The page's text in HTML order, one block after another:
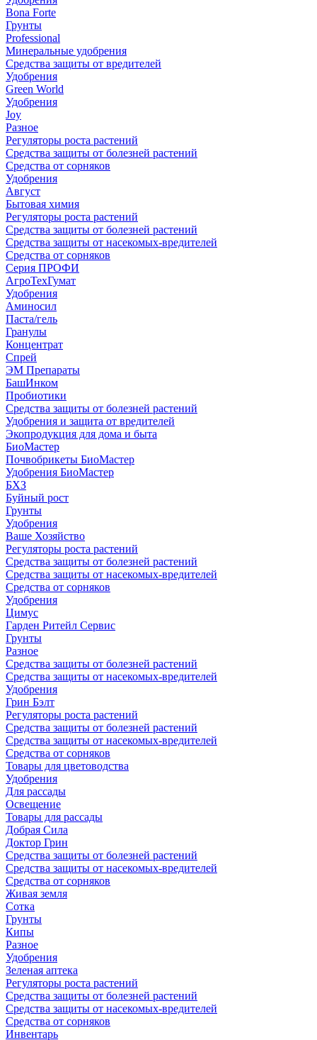
Bona Forte
Грунты
Professional
Минеральные удобрения
Средства защиты от вредителей
Удобрения
Green World
Удобрения
Joy
Разное
Регуляторы роста растений
Средства защиты от болезней растений
Средства от сорняков
Удобрения
Август
Бытовая химия
Регуляторы роста растений
Средства защиты от болезней растений
Средства защиты от насекомых-вредителей
Средства от сорняков
Серия ПРОФИ
АгроТехГумат
Удобрения
Аминосил
Паста/гель
Гранулы
Концентрат
Спрей
ЭМ Препараты
БашИнком
Пробиотики
Средства защиты от болезней растений
Удобрения и защита от вредителей
Экопродукция для дома и быта
БиоМастер
Почвобрикеты БиоМастер
Удобрения БиоМастер
БХЗ
Буйный рост
Грунты
Удобрения
Ваше Хозяйство
Регуляторы роста растений
Средства защиты от болезней растений
Средства защиты от насекомых-вредителей
Средства от сорняков
Удобрения
Цимус
Гарден Ритейл Сервис
Грунты
Разное
Средства защиты от болезней растений
Средства защиты от насекомых-вредителей
Удобрения
Грин Бэлт
Регуляторы роста растений
Средства защиты от болезней растений
Средства защиты от насекомых-вредителей
Средства от сорняков
Товары для цветоводства
Удобрения
Для рассады
Освещение
Товары для рассады
Добрая Сила
Доктор Грин
Средства защиты от болезней растений
Средства защиты от насекомых-вредителей
Средства от сорняков
Живая земля
Сотка
Грунты
Кипы
Разное
Удобрения
Зеленая аптека
Регуляторы роста растений
Средства защиты от болезней растений
Средства защиты от насекомых-вредителей
Средства от сорняков
Инвентарь